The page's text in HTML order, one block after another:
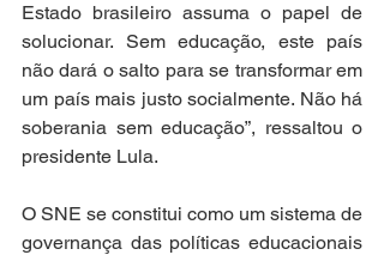
Estado brasileiro assuma o papel de
solucionar. Sem educação, este país
não dará o salto para se transformar em
um país mais justo socialmente. Não há
soberania sem educação”, ressaltou o
presidente Lula.
O SNE se constitui como um sistema de
governança das políticas educacionais